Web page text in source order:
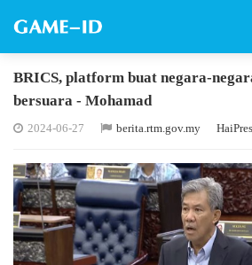
BRICS, platform buat negara-
bersuara - Mohamad
2024-06-27 berita.rtm.gov.my